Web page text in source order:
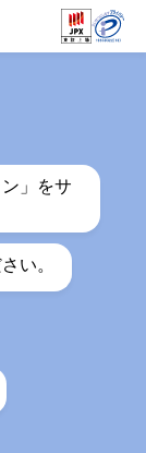
」をサ
い。